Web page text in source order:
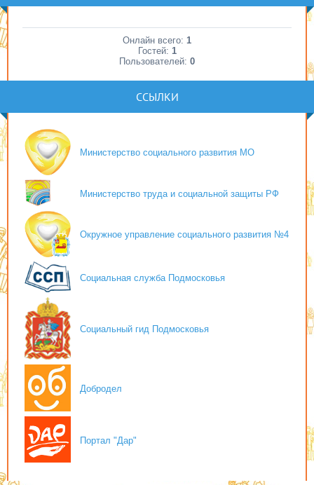
Онлайн всего: 1
Гостей: 1
Пользователей: 0
ССЫЛКИ
Министерство социального развития МО
Министерство труда и социальной защиты РФ
Окружное управление социального развития №4
Социальная служба Подмосковья
Социальный гид Подмосковья
Добродел
Портал "Дар"